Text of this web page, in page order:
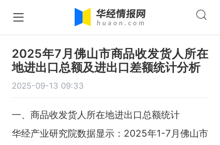
2025年7月佛山市商品收发货人所在
地进出口总额及进出口差额统计分析
2025-09-13 09:33
一、商品收发货人所在地进出口总额统计
华经产业研究院数据显示：2025年1-7月佛山市